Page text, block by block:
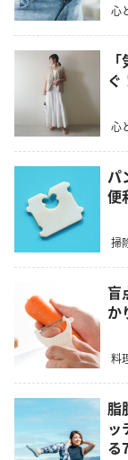
心
ぐ
心
パ
便
掃
盲
か
料
脂
ッ
る